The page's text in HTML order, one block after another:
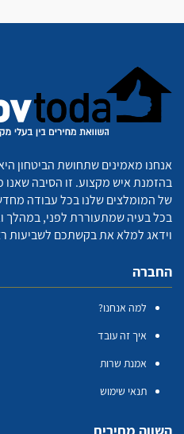
אנחנו מאמינים שתחושת הביטחון
בהזמנת איש מקצוע. זו הסיבה
של המומלצים שלנו בכל עבודה
בכל בעיה שמתעוררת לפני, במהלך
וידאג למלא את בקשתכם לשביעות
החברה
למה אנחנו?
איך זה עובד
אמנת שרות
תנאי שימוש